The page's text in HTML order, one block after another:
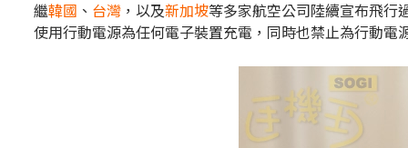
繼韓國 、 台灣 ，以及新加坡等多家航空公司陸續宣布飛行
使用行動電源為任何電子裝置充電，同時也禁止為行動